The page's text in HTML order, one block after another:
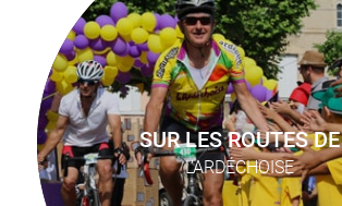
SUR LES ROUTES DE
L’ARDÉCHOISE